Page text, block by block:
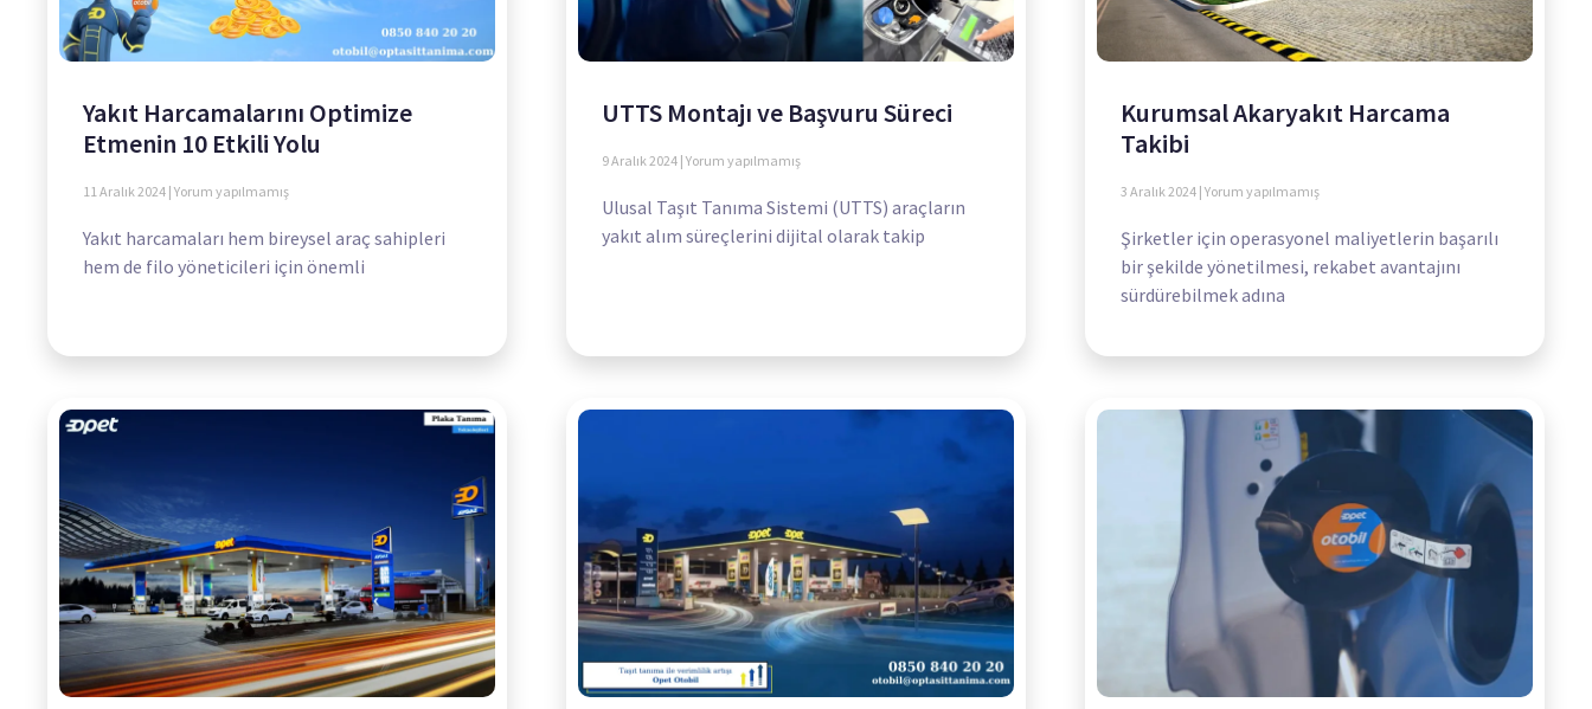
Yakıt Harcamalarını Optimize
Etmenin 10 Etkili Yolu
11 Aralık 2024 Yorum yapılmamış
Yakıt harcamaları hem bireysel araç sahipleri
hem de filo yöneticileri için önemli
UTTS Montajı ve Başvuru Süreci
9 Aralık 2024 Yorum yapılmamış
Ulusal Taşıt Tanıma Sistemi (UTTS) araçların
yakıt alım süreçlerini dijital olarak takip
Kurumsal Akaryakıt Harcama
Takibi
3 Aralık 2024 Yorum yapılmamış
Şirketler için operasyonel maliyetlerin başarılı
bir şekilde yönetilmesi, rekabet avantajını
sürdürebilmek adına